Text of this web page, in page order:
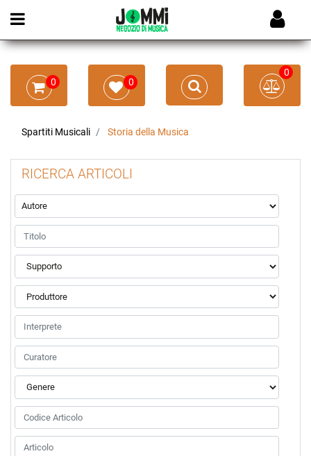
Open menu
0 0
0
Spartiti Musicali Storia della Musica
RICERCA ARTICOLI
La modifica di un filtro aggiorna automaticamente gli altri